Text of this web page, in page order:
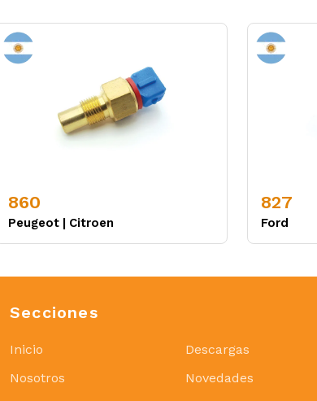
860
Peugeot | Citroen
827
Ford
Secciones
Inicio
Nosotros
Descargas
Novedades